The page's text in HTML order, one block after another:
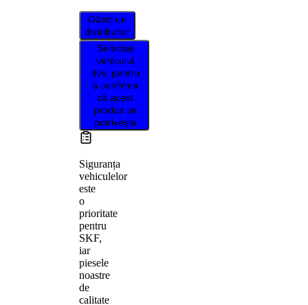
Găsiți un
distribuitor
Selectați
vehiculul
dvs. pentru
a confirma
că acest
produs se
potrivește
Siguranța
vehiculelor
este
o
prioritate
pentru
SKF,
iar
piesele
noastre
de
calitate